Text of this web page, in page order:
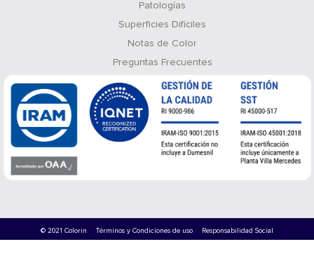
Patologías
Superficies Difíciles
Notas de Color
Preguntas Frecuentes
© 2021 Colorin Términos y Condiciones de uso Responsabilidad Social